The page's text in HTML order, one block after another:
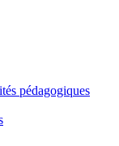
pédagogiques